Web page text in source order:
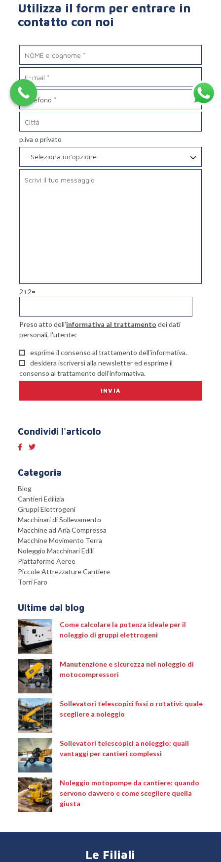
Utilizza il form per entrare in
contatto con noi
p.iva o privato
—Seleziona un'opzione—
2+2=
Preso atto dell'informativa al trattamento dei dati
personali, l'utente:
esprime il consenso al trattamento dell'informativa.
desidera iscriversi alla newsletter ed esprime il
consenso al trattamento dell'informativa.
Condividi l'articolo
Categoria
Blog
Cantieri Edilizia
Gruppi Elettrogeni
Macchinari di Sollevamento
Macchine ad Aria Compressa
Macchine Movimento Terra
Noleggio Macchinari Edili
Piattaforme Aeree
Piccole Attrezzature Cantiere
Torri Faro
Ultime dal blog
Come calcolare la potenza ideale per il
noleggio di gruppi elettrogeni
Manutenzione e sicurezza nel noleggio di
motocompressori
Sollevatori telescopici fissi o rotativi: quale
scegliere a noleggio
Sollevatori telescopici a noleggio: quali
vantaggi per cantieri complessi
Noleggio motopompe da cantiere: quando
servono davvero e come scegliere quella
giusta
Le Filiali